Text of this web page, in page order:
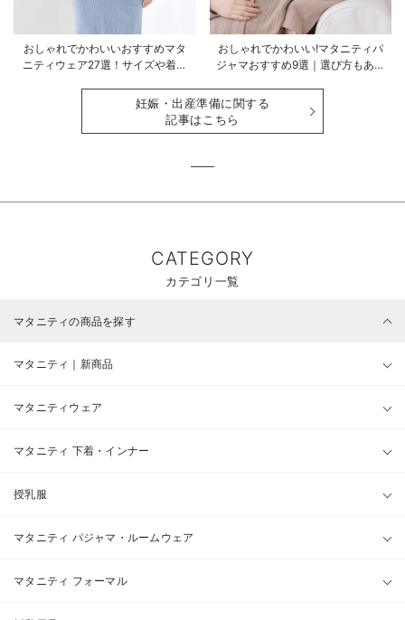
おしゃれでかわいいおすすめマタ
ニティウェア27選！サイズや着る
おしゃれでかわいい!マタニティパ
ジャマおすすめ9選｜選び方もあわ
妊娠・出産準備に関する
記事はこちら
CATEGORY
カテゴリ一覧
マタニティの商品を探す
マタニティ｜新商品
マタニティウェア
マタニティ 下着・インナー
授乳服
マタニティ パジャマ・ルームウェア
マタニティ フォーマル